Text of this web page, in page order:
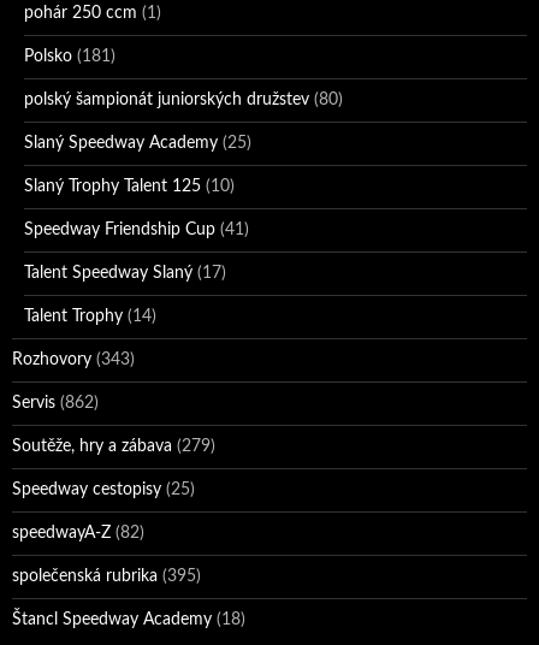
pohár 250 ccm (1)
Polsko (181)
polský šampionát juniorských družstev (80)
Slaný Speedway Academy (25)
Slaný Trophy Talent 125 (10)
Speedway Friendship Cup (41)
Talent Speedway Slaný (17)
Talent Trophy (14)
Rozhovory (343)
Servis (862)
Soutěže, hry a zábava (279)
Speedway cestopisy (25)
speedwayA-Z (82)
společenská rubrika (395)
Štancl Speedway Academy (18)